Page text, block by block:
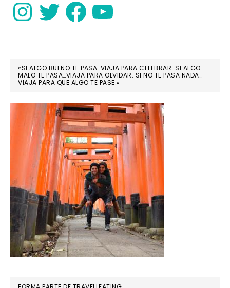
InstagramTwitter FacebookYouTube
«SI ALGO BUENO TE PASA…VIAJA PARA CELEBRAR. SI ALGO
MALO TE PASA…VIAJA PARA OLVIDAR. SI NO TE PASA NADA…
VIAJA PARA QUE ALGO TE PASE.»